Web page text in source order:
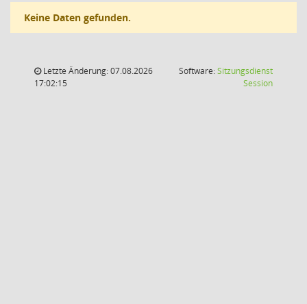
Keine Daten gefunden.
Letzte Änderung: 07.08.2026
17:02:15
Software:Sitzungsdienst
Session(Wird in